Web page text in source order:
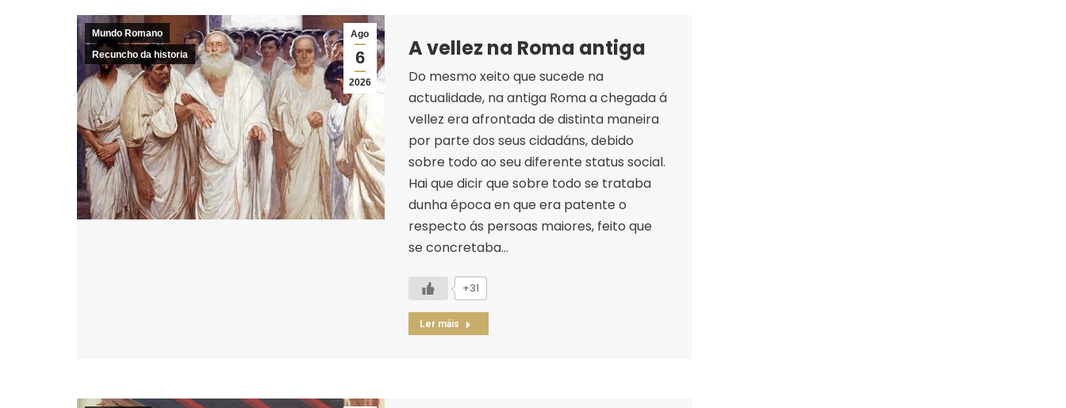
Ago
6
2026
Mundo Romano
Recuncho da historia
A vellez na Roma antiga
Do mesmo xeito que sucede na
actualidade, na antiga Roma a chegada á
vellez era afrontada de distinta maneira
por parte dos seus cidadáns, debido
sobre todo ao seu diferente status social.
Hai que dicir que sobre todo se trataba
dunha época en que era patente o
respecto ás persoas maiores, feito que
se concretaba…
+31
Ler máis